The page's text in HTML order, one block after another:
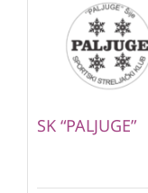
SK “PALJUGE”